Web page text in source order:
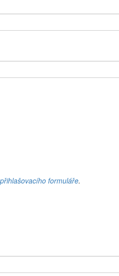
formuláře.